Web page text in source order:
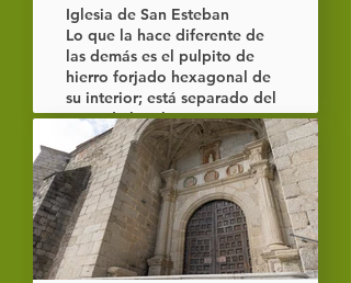
Iglesia de San Esteban
Lo que la hace diferente de
las demás es el pulpito de
hierro forjado hexagonal de
su interior; está separado del
resto de la iglesia por una
reja del mismo material.
Dato curioso: en su pila fue
bautizado San Pedro Bautista,
nada más y nada menos.